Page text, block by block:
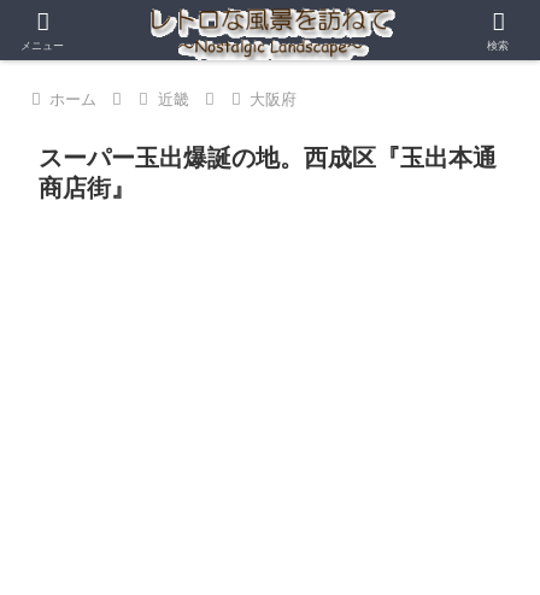
ホーム 近畿 大阪府
スーパー玉出爆誕の地。西成区『玉出本通
商店街』
メニュー 検索